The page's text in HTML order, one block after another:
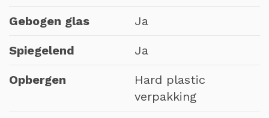
Gebogen glas Ja
Spiegelend Ja
Opbergen
Hard plastic
verpakking